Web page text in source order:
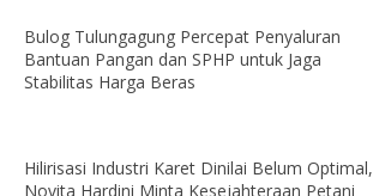
Bulog Tulungagung Percepat Penyaluran
Bantuan Pangan dan SPHP untuk Jaga
Stabilitas Harga Beras
Hilirisasi Industri Karet Dinilai Belum Optimal,
Novita Hardini Minta Kesejahteraan Petani